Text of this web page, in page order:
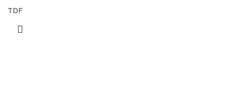
TDF